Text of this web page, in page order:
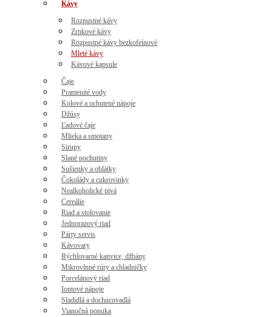
Kávy
Rozpustné kávy
Zrnkové kávy
Rozpustné kávy bezkofeínové
Mleté kávy
Kávové kapsule
Čaje
Pramenité vody
Kolové a ochutené nápoje
Džúsy
Ľadové čaje
Mlieka a smotany
Sirupy
Slané pochutiny
Sušienky a oblátky
Čokolády a cukrovinky
Nealkoholické pivá
Cereálie
Riad a stolovanie
Jednorazový riad
Párty servis
Kávovary
Rýchlovarné kanvice, džbány
Mikrovlnné rúry a chladničky
Porcelánový riad
Iontové nápoje
Sladidlá a dochucovadlá
Vianočná ponuka